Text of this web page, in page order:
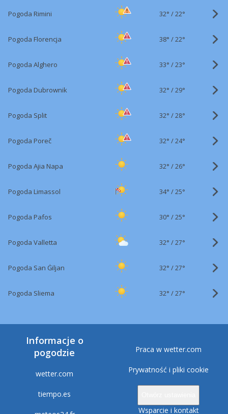
Pogoda Rimini 32° /22°
Pogoda Florencja 38° /22°
Pogoda Alghero 33° /23°
Pogoda Dubrownik 32° /29°
Pogoda Split 32° /28°
Pogoda Poreč 32° /24°
Pogoda Ajia Napa 32° /26°
Pogoda Limassol 34° /25°
Pogoda Pafos 30° /25°
Pogoda Valletta 32° /27°
Pogoda San Ġiljan 32° /27°
Pogoda Sliema 32° /27°
Informacje o
pogodzie
wetter.com
tiempo.es
Praca w wetter.com
Prywatność i pliki cookie
Wsparcie i kontakt